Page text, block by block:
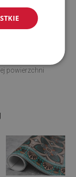
powierzchni